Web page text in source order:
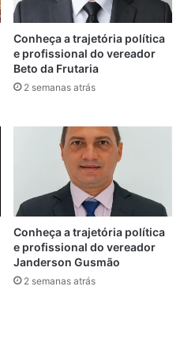
Prefeito João
Martins prestigia
lançamento do livro
“Vultos Ilustres da
Baixada
Maranhense”
5 de dezembro de 2024
Em "BEQUIMÃO-
MA"
Conheça a trajetória política
e profissional do vereador
Beto da Frutaria
2 semanas atrás
Conheça a trajetória política
e profissional do vereador
Janderson Gusmão
2 semanas atrás